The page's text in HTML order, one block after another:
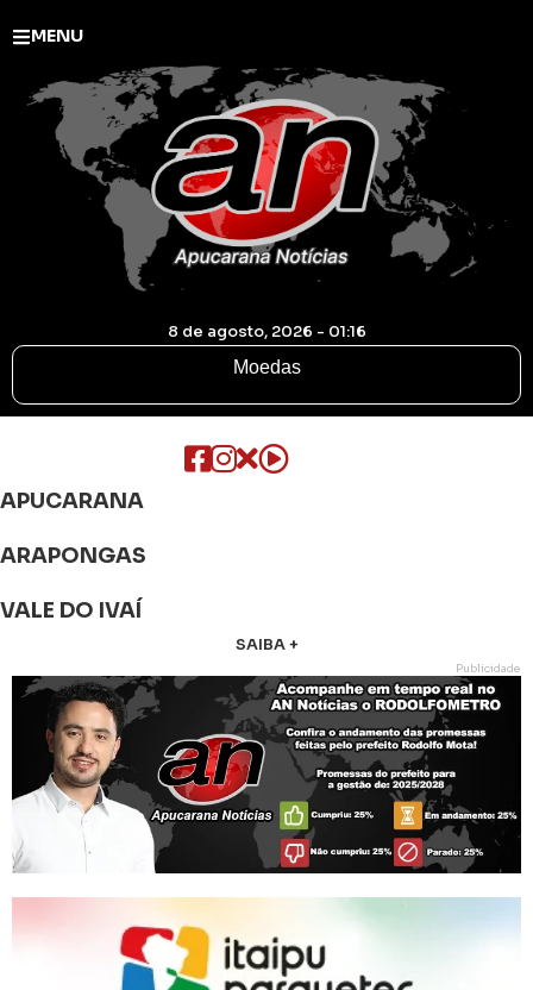
MENU
8 de agosto, 2026 - 01:16
Moedas
APUCARANA
ARAPONGAS
VALE DO IVAÍ
SAIBA +
Publicidade